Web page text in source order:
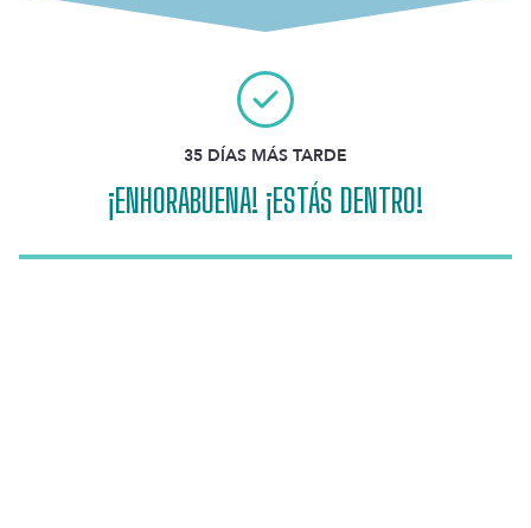
35 DÍAS MÁS TARDE
¡ENHORABUENA! ¡ESTÁS DENTRO!